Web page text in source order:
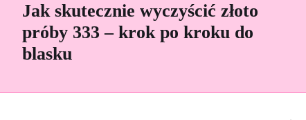
Jak skutecznie wyczyścić złoto
próby 333 – krok po kroku do
blasku